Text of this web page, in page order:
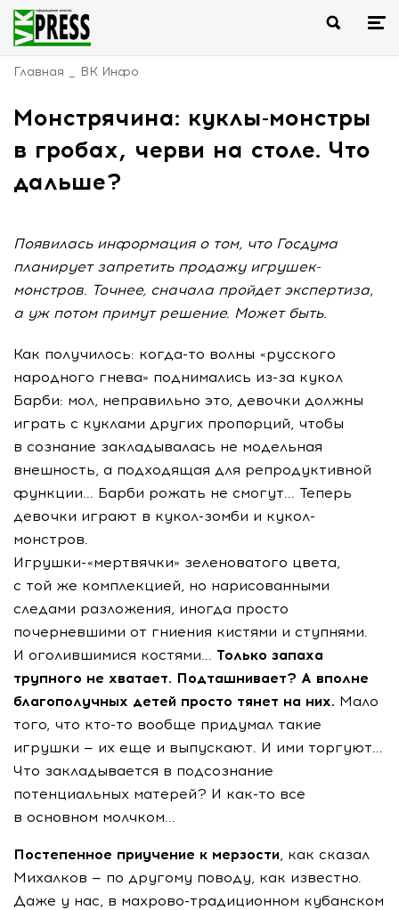
Главная ВК Инфо
Монстрячина: куклы-монстры
в гробах, черви на столе. Что
дальше?
Появилась информация о том, что Госдума
планирует запретить продажу игрушек-
монстров. Точнее, сначала пройдет экспертиза,
а уж потом примут решение. Может быть.
Как получилось: когда-то волны «русского
народного гнева» поднимались из-за кукол
Барби: мол, неправильно это, девочки должны
играть с куклами других пропорций, чтобы
в сознание закладывалась не модельная
внешность, а подходящая для репродуктивной
функции... Барби рожать не смогут... Теперь
девочки играют в кукол-зомби и кукол-
монстров.
Игрушки-«мертвячки» зеленоватого цвета,
с той же комплекцией, но нарисованными
следами разложения, иногда просто
почерневшими от гниения кистями и ступнями.
И оголившимися костями... Только запаха
трупного не хватает. Подташнивает? А вполне
благополучных детей просто тянет на них. Мало
того, что кто-то вообще придумал такие
игрушки — их еще и выпускают. И ими торгуют...
Что закладывается в подсознание
потенциальных матерей? И как-то все
в основном молчком...
Постепенное приучение к мерзости, как сказал
Михалков — по другому поводу, как известно.
Даже у нас, в махрово-традиционном кубанском